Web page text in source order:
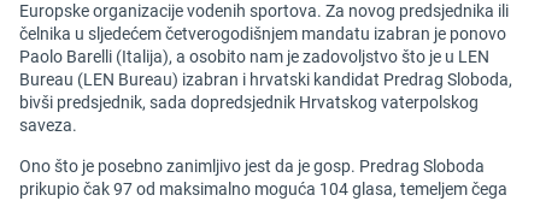
Europske organizacije vodenih sportova. Za novog predsjednika ili
čelnika u sljedećem četverogodišnjem mandatu izabran je ponovo
Paolo Barelli (Italija), a osobito nam je zadovoljstvo što je u LEN
Bureau (LEN Bureau) izabran i hrvatski kandidat Predrag Sloboda,
bivši predsjednik, sada dopredsjednik Hrvatskog vaterpolskog
saveza.
Ono što je posebno zanimljivo jest da je gosp. Predrag Sloboda
prikupio čak 97 od maksimalno moguća 104 glasa, temeljem čega